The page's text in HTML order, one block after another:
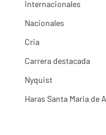
Internacionales
Nacionales
Cria
Carrera destacada
Nyquist
Haras Santa Maria de